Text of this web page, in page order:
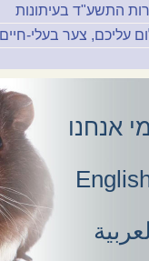
התשע"ד בעיתונות
עליכם, צער בעלי-
אנחנו